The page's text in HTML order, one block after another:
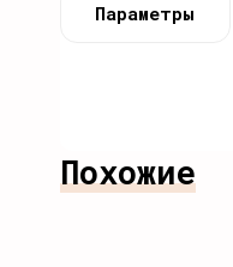
Параметры
Похожие